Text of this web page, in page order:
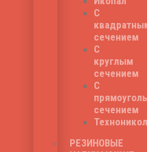
С
сечением
С
круглым
сечением
С
сечением
РЕЗИНОВЫЕ
Read More
бетона.
286